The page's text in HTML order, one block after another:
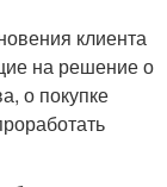
клиента
на решение о
о покупке